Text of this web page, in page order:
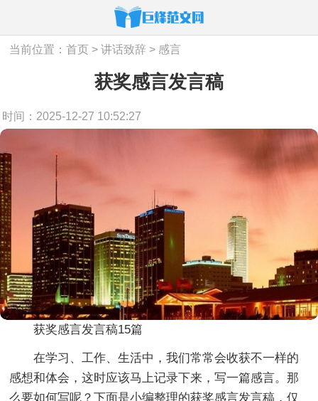
当前位置：首页 >讲话致辞 > 感言
获奖感言发言稿
时间：2025-12-27 10:52:27
获奖感言发言稿15篇
在学习、工作、生活中，我们常常会收获不一样的
感想和体会，这时应该马上记录下来，写一篇感言。那
么要如何写呢？下面是小编整理的获奖感言发言稿，仅